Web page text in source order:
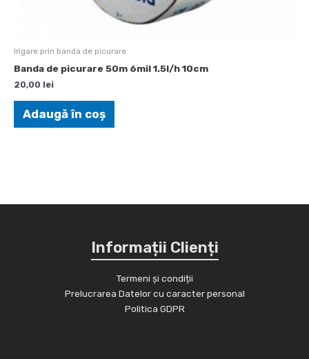
Irigare prin banda de picurare
Banda de picurare 50m 6mil 1.5l/h 10cm
20,00 lei
Adaugă în coș
Informații Clienți
Termeni și condiții
Prelucrarea Datelor cu caracter personal
Politica GDPR